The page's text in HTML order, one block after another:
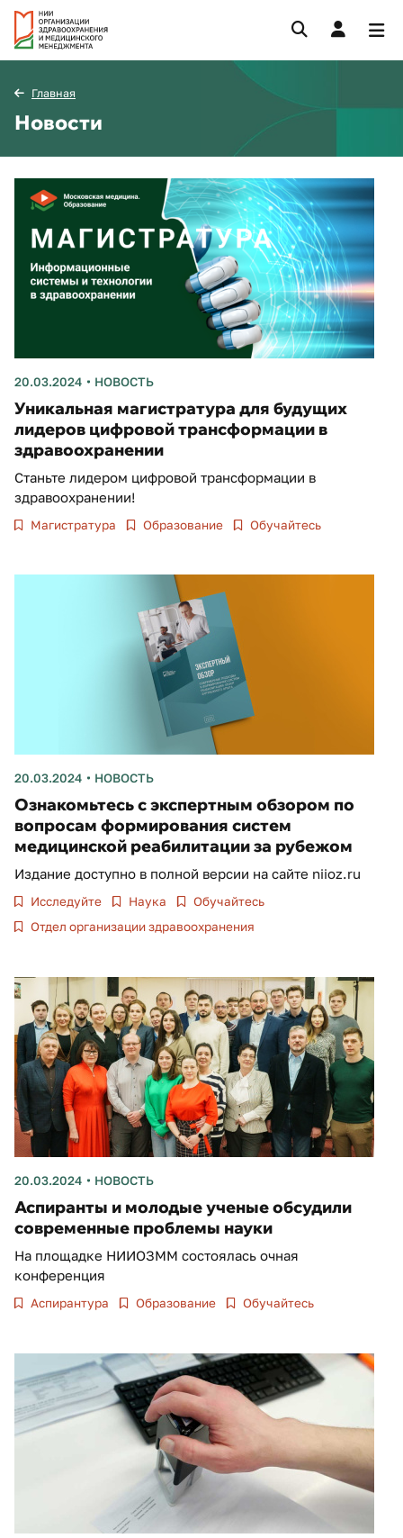
Главная
Новости
20.03.2024 НОВОСТЬ
Уникальная магистратура для будущих
лидеров цифровой трансформации в
здравоохранении
Станьте лидером цифровой трансформации в
здравоохранении!
Магистратура Образование Обучайтесь
20.03.2024 НОВОСТЬ
Ознакомьтесь с экспертным обзором по
вопросам формирования систем
медицинской реабилитации за рубежом
Издание доступно в полной версии на сайте niioz.ru
Исследуйте Наука
Обучайтесь
Отдел организации здравоохранения
20.03.2024 НОВОСТЬ
Аспиранты и молодые ученые обсудили
современные проблемы науки
На площадке НИИОЗММ состоялась очная
конференция
Аспирантура Образование Обучайтесь